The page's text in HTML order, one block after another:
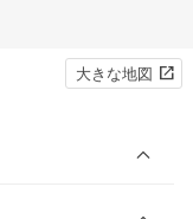
大きな地図